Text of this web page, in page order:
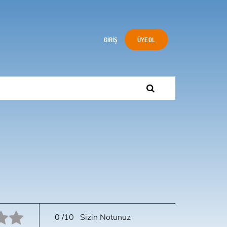
GIRIŞ ÜYE OL
0/10 Sizin Notunuz